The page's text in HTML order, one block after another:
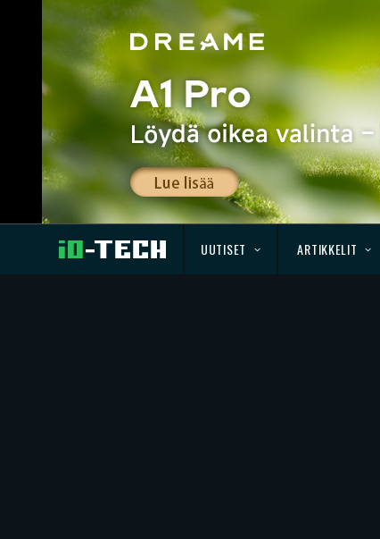
UUTISET ARTIKKELIT